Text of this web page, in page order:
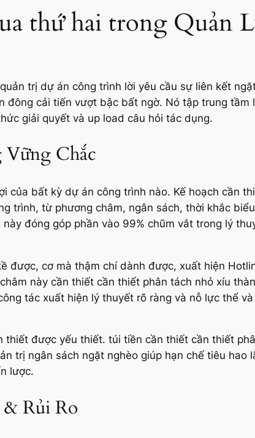
thứ hai trong Quản
trị dự án công trình lời yêu cầu sự liên kết
cải tiến vượt bậc bất ngờ. Nó tập trung tầm
giải quyết và up load câu hỏi tác dụng.
Chắc
bất kỳ dự án công trình nào. Kế hoạch cần
trình, từ phương châm, ngân sách, thời khắc
đóng góp phần vào 99% chũm vắt trong lý
được, cơ mà thậm chí dành được, xuất hiện
này cần thiết cần thiết phân tách nhỏ xíu
tác xuất hiện lý thuyết rõ ràng và nỗ lực thể
được yếu thiết. túi tiền cần thiết cần thiết
trị ngân sách ngặt nghèo giúp hạn chế tiêu hao
lược.
& Rủi Ro